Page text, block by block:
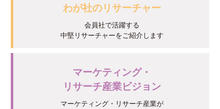
わが社のリサーチャー
会員社で活躍する
中堅リサーチャーをご紹介します
マーケティング・
リサーチ産業ビジョン
マーケティング・リサーチ産業が